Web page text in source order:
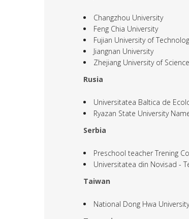
Changzhou University
Feng Chia University
Fujian University of
Jiangnan University
Zhejiang University of
Rusia
Universitatea Baltica de
Ryazan State University
Serbia
Preschool teacher Trening
Universitatea din Novisad -
Taiwan
National Dong Hwa University